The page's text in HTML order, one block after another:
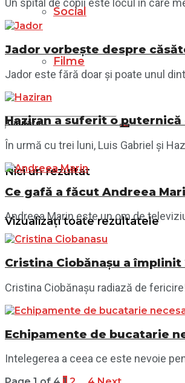
Social
Filme
Nici un rezultat
Vizualizați toate rezultatele
Un spital de copii este locul in care
Jador vorbește despre
Jador este fără doar și poate unul
Haziran a suferit o
În urmă cu trei luni, Luis Gabriel și
Ce gafă a făcut Andreea
Andreea Marin este un om de
Cristina Ciobănașu a
Cristina Ciobănașu radiază de
Echipamente de bucatarie
Intelegerea a ceea ce este nevoie